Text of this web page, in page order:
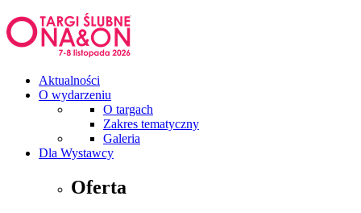
Aktualności
O wydarzeniu
O targach
Zakres tematyczny
Galeria
Dla Wystawcy
Oferta